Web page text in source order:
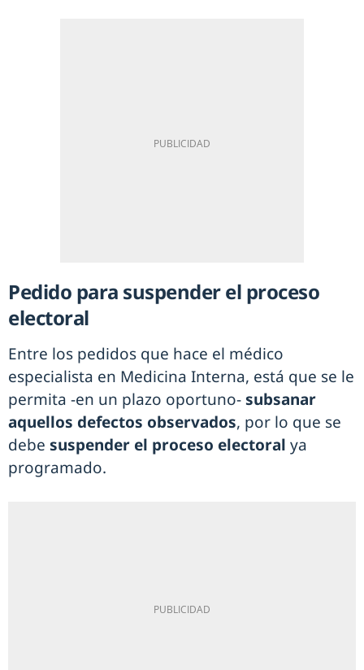
Pedido para suspender el proceso
electoral
Entre los pedidos que hace el médico
especialista en Medicina Interna, está que se le
permita -en un plazo oportuno-subsanar
aquellos defectos observados, por lo que se
debe suspender el proceso electoral ya
programado.